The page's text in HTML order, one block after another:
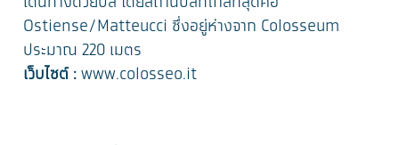
Ostiense/Matteucci ซึ่งอยู่ห่างจาก Colosseum
ประมาณ 220 เมตร
เว็บไซต์ :www.colosseo.it